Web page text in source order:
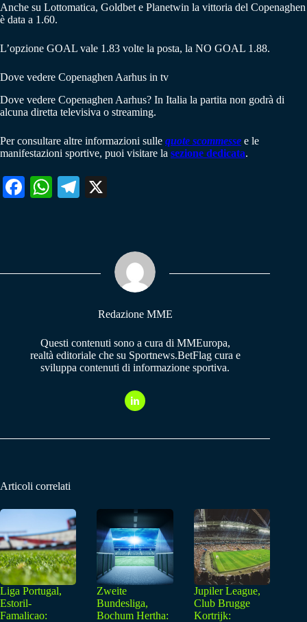
Anche su Lottomatica, Goldbet e Planetwin la vittoria del Copenaghen
è data a 1.60.
L’opzione GOAL vale 1.83 volte la posta, la NO GOAL 1.88.
Dove vedere Copenaghen Aarhus in tv
Dove vedere Copenaghen Aarhus? In Italia la partita non godrà di
alcuna diretta televisiva o streaming.
Per consultare altre informazioni sulle quote scommesse e le
manifestazioni sportive, puoi visitare la sezione dedicata.
Fa W
pp
Te
m
Redazione MME
Questi contenuti sono a cura di MMEuropa,
realtà editoriale che su Sportnews.BetFlag cura e
sviluppa contenuti di informazione sportiva.
Articoli correlati
Liga Portugal,
Estoril-
Famalicao:
Zweite
Bundesliga,
Bochum Hertha:
Jupiler League,
Club Brugge
Kortrijk: